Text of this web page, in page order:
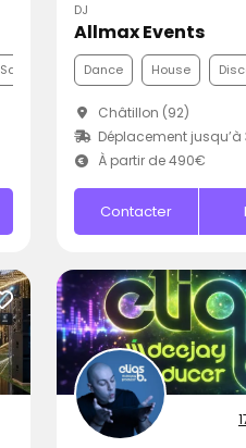
Samba
DJ
Allmax Events
Dance House
Châtillon (92)
Déplacement jusqu’à
À partir de 490€
Contacter